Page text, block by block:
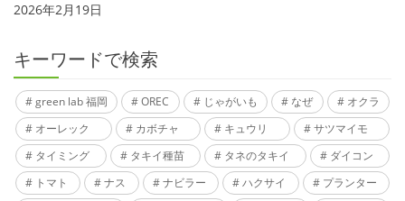
2026年2月19日
キーワードで検索
green lab 福岡 OREC じゃがいも なぜ
オクラ
オーレック
カボチャ キュウリ
サツマイモ
タイミング
タキイ種苗 タネのタキイ
ダイコン
トマト
ナス ナビラー ハクサイ
プランター